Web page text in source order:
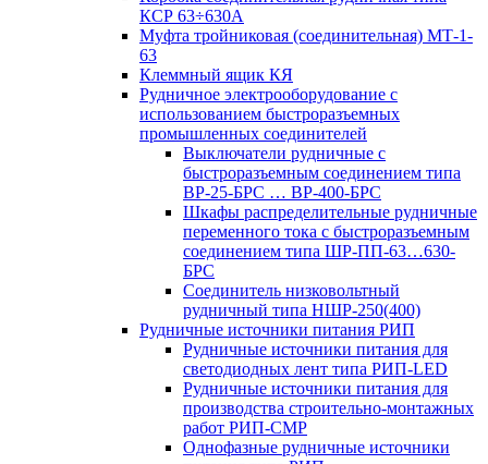
КСР 63÷630А
Муфта тройниковая (соединительная) МТ-1-
63
Клеммный ящик КЯ
Рудничное электрооборудование с
использованием быстроразъемных
промышленных соединителей
Выключатели рудничные с
быстроразъемным соединением типа
ВР-25-БРС … ВР-400-БРС
Шкафы распределительные рудничные
переменного тока с быстроразъемным
соединением типа ШР-ПП-63…630-
БРС
Соединитель низковольтный
рудничный типа НШР-250(400)
Рудничные источники питания РИП
Рудничные источники питания для
светодиодных лент типа РИП-LED
Рудничные источники питания для
производства строительно-монтажных
работ РИП-СМР
Однофазные рудничные источники